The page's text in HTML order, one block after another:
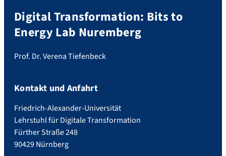
Michels und Verena Tiefenbeck
(Arbeitsgruppe […]
Digital Transformation: Bits to
Energy Lab Nuremberg
Prof. Dr. Verena Tiefenbeck
Kontakt und Anfahrt
Friedrich-Alexander-Universität
Lehrstuhl für Digitale Transformation
Fürther Straße 248
90429 Nürnberg